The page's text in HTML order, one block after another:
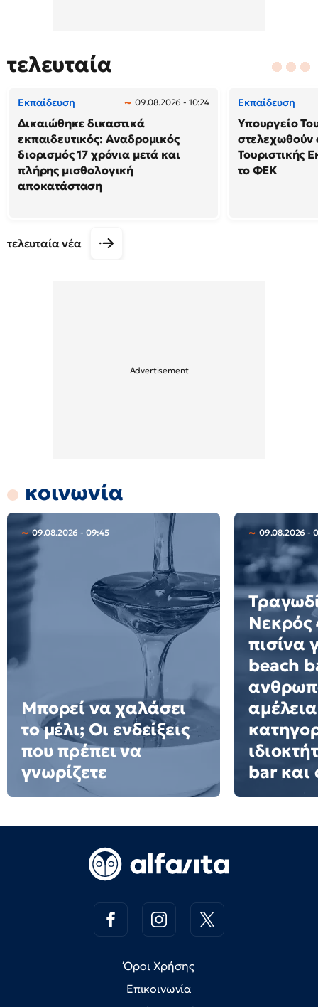
τελευταία
Εκπαίδευση 09.08.2026 - 10:24
Δικαιώθηκε δικαστικά
εκπαιδευτικός: Αναδρομικός
διορισμός 17 χρόνια μετά και
πλήρης μισθολογική
αποκατάσταση
Εκπαίδευση
Υπουργείο
στελεχωθούν
Τουριστικής
το ΦΕΚ
τελευταία νέα
κοινωνία
09.08.2026 - 09:45
Μπορεί να χαλάσει
το μέλι; Οι ενδείξεις
που πρέπει να
γνωρίζετε
09.08.2026 -
Νεκρός
πισίνα
beach
αμέλεια
bar και
Όροι Χρήσης
Επικοινωνία